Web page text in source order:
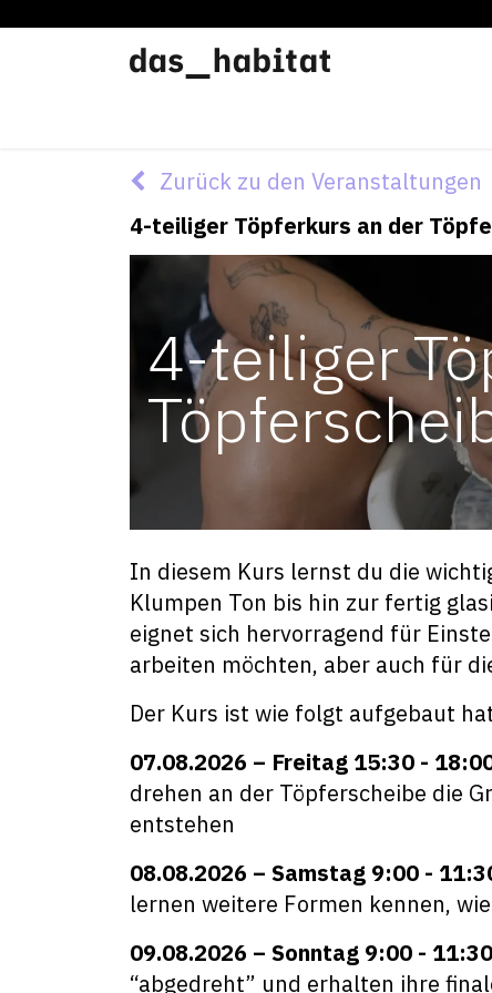
Zurück zu den Veranstaltungen
4-teiliger Töpferkurs an der
4-teiliger
In diesem Kurs lernst du die
Klumpen Ton bis hin zur fertig
eignet sich hervorragend für
arbeiten möchten, aber auch für
Der Kurs ist wie folgt aufgebaut
07.08.2026 – Freitag 15:30 -
drehen an der Töpferscheibe die
entstehen
08.08.2026 – Samstag 9:00 -
lernen weitere Formen kennen,
09.08.2026 – Sonntag 9:00 -
“abgedreht” und erhalten ihre